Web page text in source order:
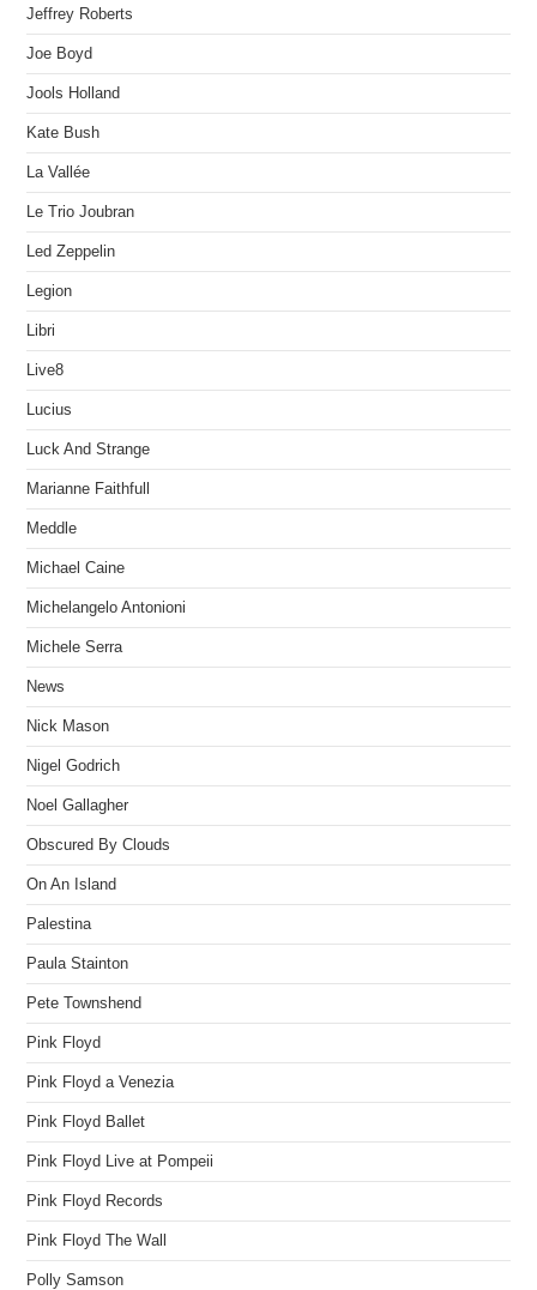
Jeffrey Roberts
Joe Boyd
Jools Holland
Kate Bush
La Vallée
Le Trio Joubran
Led Zeppelin
Legion
Libri
Live8
Lucius
Luck And Strange
Marianne Faithfull
Meddle
Michael Caine
Michelangelo Antonioni
Michele Serra
News
Nick Mason
Nigel Godrich
Noel Gallagher
Obscured By Clouds
On An Island
Palestina
Paula Stainton
Pete Townshend
Pink Floyd
Pink Floyd a Venezia
Pink Floyd Ballet
Pink Floyd Live at Pompeii
Pink Floyd Records
Pink Floyd The Wall
Polly Samson